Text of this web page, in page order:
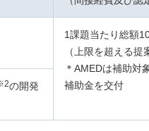
1課題当たり総額
（上限を超える提
＊AMEDは補助対
補助金を交付
の開発